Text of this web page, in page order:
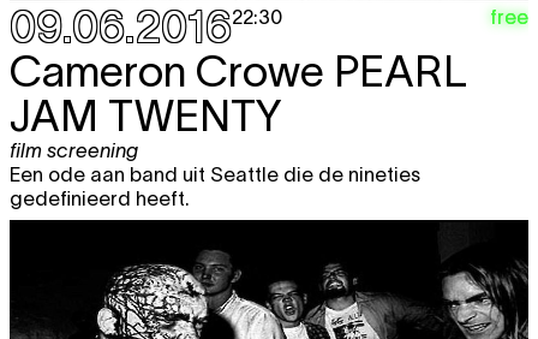
09.06.201622:30 free
Cameron Crowe PEARL
JAM TWENTY
film screening
Een ode aan band uit Seattle die de nineties
gedefinieerd heeft.